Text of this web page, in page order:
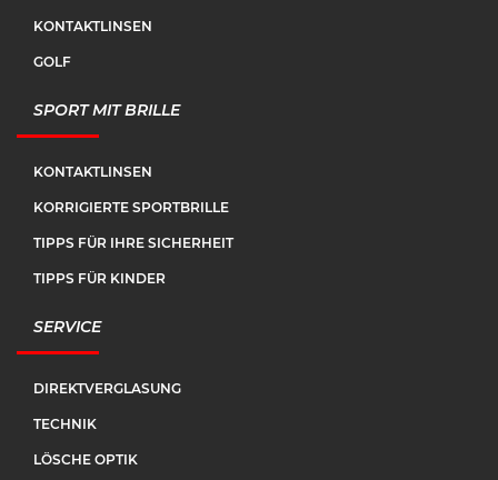
KONTAKTLINSEN
GOLF
SPORT MIT BRILLE
KONTAKTLINSEN
KORRIGIERTE SPORTBRILLE
TIPPS FÜR IHRE SICHERHEIT
TIPPS FÜR KINDER
SERVICE
DIREKTVERGLASUNG
TECHNIK
LÖSCHE OPTIK